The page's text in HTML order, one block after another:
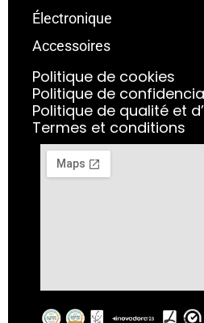
Électronique
Accessoires
Politique de cookies
Politique de
Politique de qualité et
Termes et conditions